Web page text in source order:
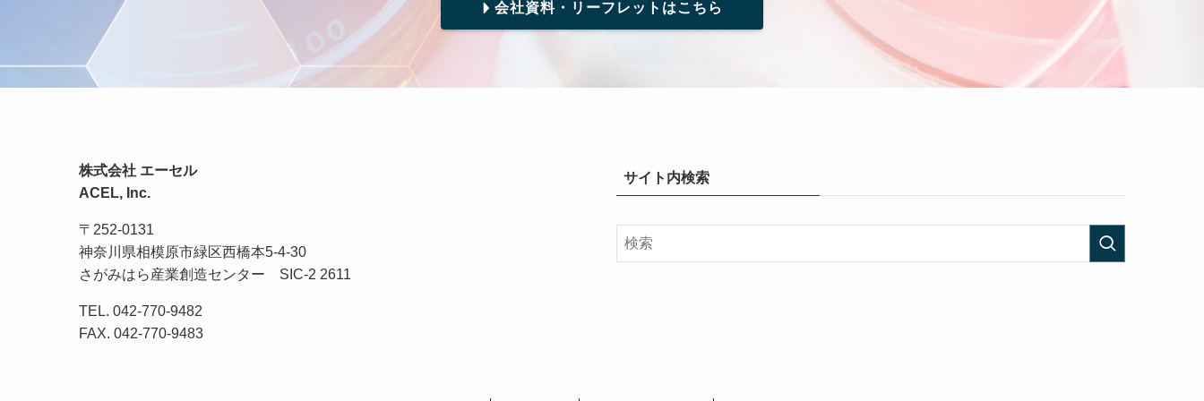
会社資料・リーフレットはこちら
株式会社 エーセル
ACEL, Inc.
〒252-0131
神奈川県相模原市緑区西橋本5-4-30
さがみはら産業創造センター SIC-2 2611
TEL. 042-770-9482
FAX. 042-770-9483
サイト内検索